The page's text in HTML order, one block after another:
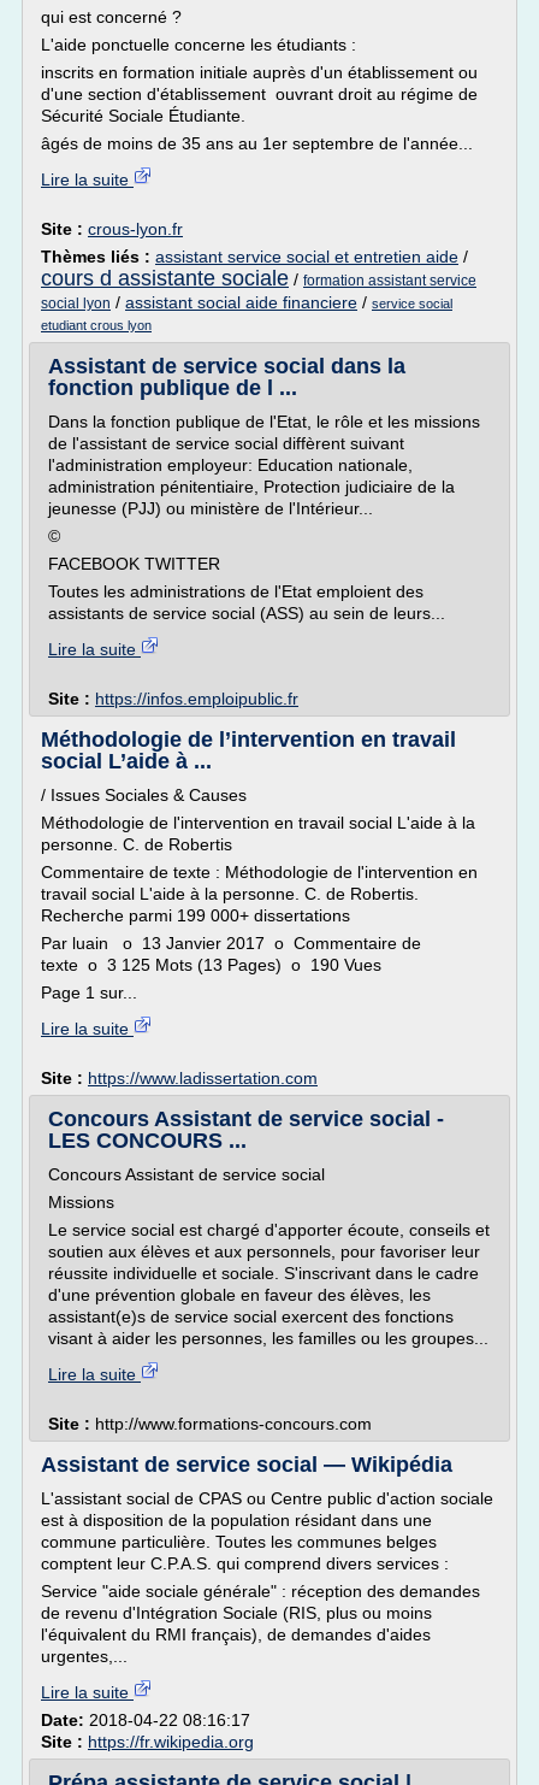
qui est concerné ?
L'aide ponctuelle concerne les étudiants :
inscrits en formation initiale auprès d'un établissement ou
d'une section d'établissement ouvrant droit au régime de
Sécurité Sociale Étudiante.
âgés de moins de 35 ans au 1er septembre de l'année...
Lire la suite
Site : crous-lyon.fr
Thèmes liés : assistant service social et entretien aide /
cours d assistante sociale / formation assistant service
social lyon / assistant social aide financiere / service social
etudiant crous lyon
Assistant de service social dans la
fonction publique de l ...
Dans la fonction publique de l'Etat, le rôle et les missions
de l'assistant de service social diffèrent suivant
l'administration employeur: Education nationale,
administration pénitentiaire, Protection judiciaire de la
jeunesse (PJJ) ou ministère de l'Intérieur...
©
FACEBOOK TWITTER
Toutes les administrations de l'Etat emploient des
assistants de service social (ASS) au sein de leurs...
Lire la suite
Site : https://infos.emploipublic.fr
Méthodologie de l’intervention en travail
social L’aide à ...
/ Issues Sociales & Causes
Méthodologie de l'intervention en travail social L'aide à la
personne. C. de Robertis
Commentaire de texte : Méthodologie de l'intervention en
travail social L'aide à la personne. C. de Robertis.
Recherche parmi 199 000+ dissertations
Par luain o 13 Janvier 2017 o Commentaire de
texte o 3 125 Mots (13 Pages) o 190 Vues
Page 1 sur...
Lire la suite
Site : https://www.ladissertation.com
Concours Assistant de service social -
LES CONCOURS ...
Concours Assistant de service social
Missions
Le service social est chargé d'apporter écoute, conseils et
soutien aux élèves et aux personnels, pour favoriser leur
réussite individuelle et sociale. S'inscrivant dans le cadre
d'une prévention globale en faveur des élèves, les
assistant(e)s de service social exercent des fonctions
visant à aider les personnes, les familles ou les groupes...
Lire la suite
Site : http://www.formations-concours.com
Assistant de service social — Wikipédia
L'assistant social de CPAS ou Centre public d'action sociale
est à disposition de la population résidant dans une
commune particulière. Toutes les communes belges
comptent leur C.P.A.S. qui comprend divers services :
Service "aide sociale générale" : réception des demandes
de revenu d'Intégration Sociale (RIS, plus ou moins
l'équivalent du RMI français), de demandes d'aides
urgentes,...
Lire la suite
Date: 2018-04-22 08:16:17
Site : https://fr.wikipedia.org